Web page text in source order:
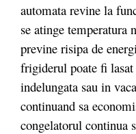
automata revine la
se atinge temperatura
previne risipa de
frigiderul poate fi lasat
indelungata sau in
continuand sa
congelatorul continua